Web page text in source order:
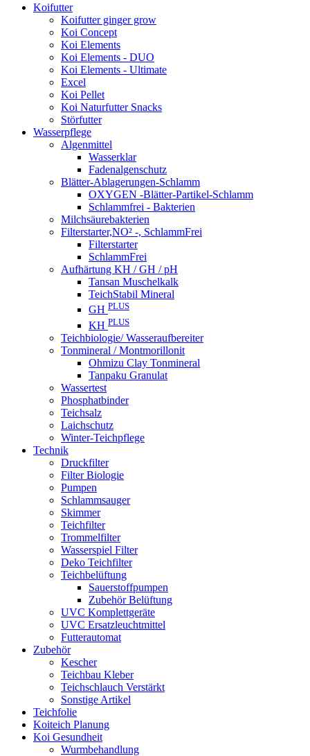
Koifutter
Koifutter ginger grow
Koi Concept
Koi Elements
Koi Elements - DUO
Koi Elements - Ultimate
Excel
Koi Pellet
Koi Naturfutter Snacks
Störfutter
Wasserpflege
Algenmittel
Wasserklar
Fadenalgenschutz
Blätter-Ablagerungen-Schlamm
OXYGEN -Blätter-Partikel-Schlamm
Schlammfrei - Bakterien
Milchsäurebakterien
Filterstarter,NO² -, SchlammFrei
Filterstarter
SchlammFrei
Aufhärtung KH / GH / pH
Tansan Muschelkalk
TeichStabil Mineral
GH PLUS
KH PLUS
Teichbiologie/ Wasseraufbereiter
Tonmineral / Montmorillonit
Ohmizu Clay Tonmineral
Tanpaku Granulat
Wassertest
Phosphatbinder
Teichsalz
Laichschutz
Winter-Teichpflege
Technik
Druckfilter
Filter Biologie
Pumpen
Schlammsauger
Skimmer
Teichfilter
Trommelfilter
Wasserspiel Filter
Deko Teichfilter
Teichbelüftung
Sauerstoffpumpen
Zubehör Belüftung
UVC Komplettgeräte
UVC Ersatzleuchtmittel
Futterautomat
Zubehör
Kescher
Teichbau Kleber
Teichschlauch Verstärkt
Sonstige Artikel
Teichfolie
Koiteich Planung
Koi Gesundheit
Wurmbehandlung